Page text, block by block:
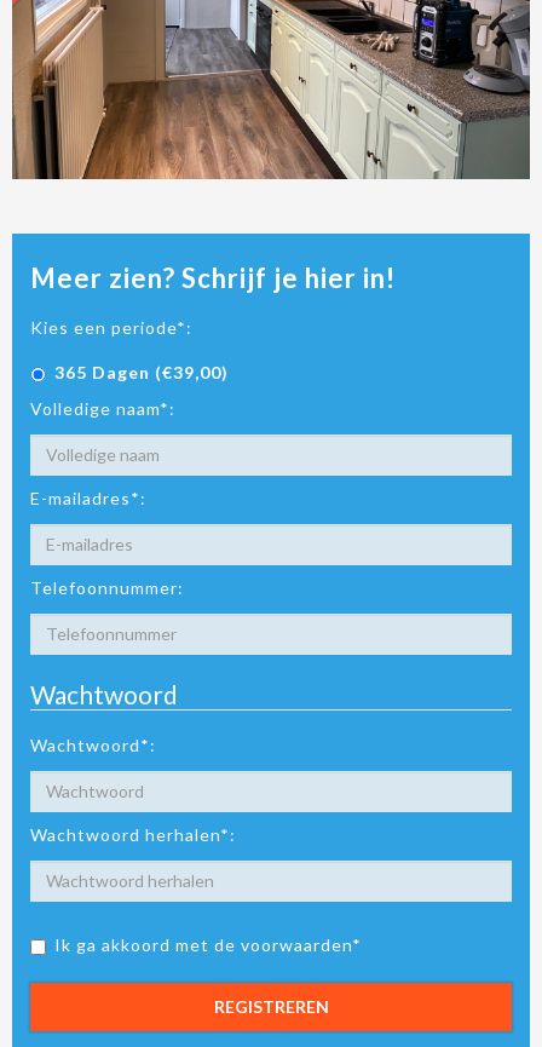
Meer zien? Schrijf je hier in!
Kies een periode*:
365 Dagen (€39,00)
Volledige naam*:
E-mailadres*:
Telefoonnummer:
Wachtwoord
Wachtwoord*:
Wachtwoord herhalen*:
Ik ga akkoord met de voorwaarden*
REGISTREREN